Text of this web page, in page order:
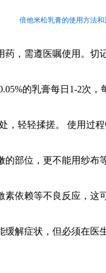
倍他米松乳膏的使用方法和
药，需遵医嘱使用。切
的乳膏每日1-2次，
，轻轻揉搓。 使用过
的部位，更不能用纱布
素依赖等不良反应，这
缓解症状，但必须在医